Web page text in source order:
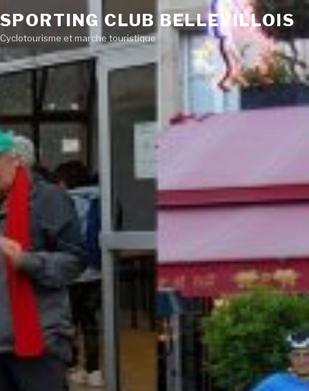
SPORTING CLUB BELLEVILLOIS
Cyclotourisme et marche touristique